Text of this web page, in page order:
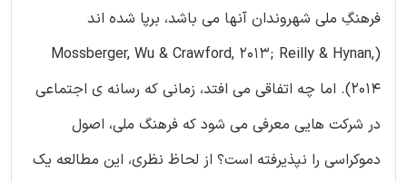
فرهنگِ ملی شهروندان آنها می باشد، برپا شده اند
(Mossberger, Wu & Crawford, 2013; Reilly & Hynan,
2014). اما چه اتفاقی می افتد، زمانی که رسانه ی اجتماعی
در شرکت هایی معرفی می شود که فرهنگ ملی، اصول
دموکراسی را نپذیرفته است؟ از لحاظ نظری، این مطالعه یک